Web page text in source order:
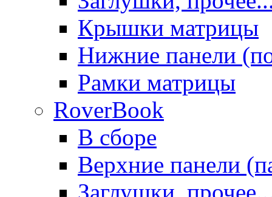
Крышки матрицы
Нижние панели
Рамки матрицы
RoverBook
В сборе
Верхние панели
Заглушки,